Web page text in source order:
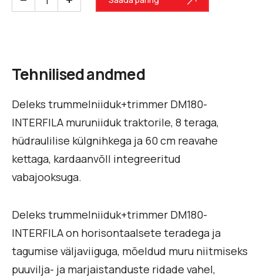
Tehnilised andmed
Deleks trummelniiduk+trimmer DM180-
INTERFILA muruniiduk traktorile, 8 teraga,
hüdraulilise külgnihkega ja 60 cm reavahe
kettaga, kardaanvõll integreeritud
vabajooksuga.
Deleks trummelniiduk+trimmer DM180-
INTERFILA on horisontaalsete teradega ja
tagumise väljaviiguga, mõeldud muru niitmiseks
puuvilja- ja marjaistanduste ridade vahel,